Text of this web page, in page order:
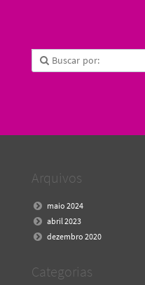
Arquivos
maio 2024
abril 2023
dezembro 2020
Categorias